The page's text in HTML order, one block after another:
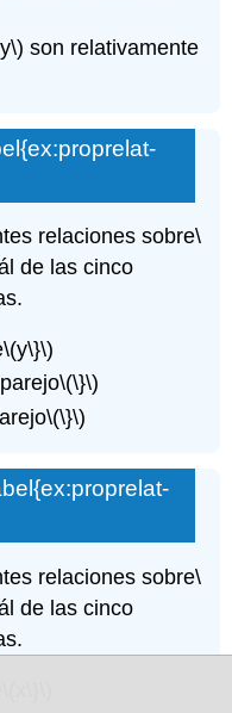
son relativamente
relaciones sobre\
de las cinco
\(y\}\)
\(\}\)
\(\}\)
relaciones sobre\
de las cinco